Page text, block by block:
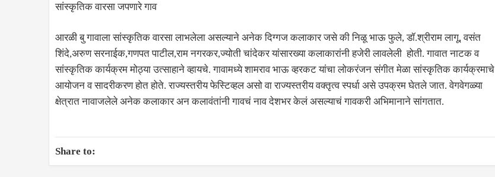
सांस्कृतिक वारसा जपणारे गाव
आरळी बु गावाला सांस्कृतिक वारसा लाभलेला असल्याने अनेक दिग्गज कलाकार जसे की निळू भाऊ फुले, डॉ.श्रीराम लागू, वसंत
शिंदे,अरुण सरनाईक,गणपत पाटील,राम नगरकर,ज्योती चांदेकर यांसारख्या कलाकारांनी हजेरी लावलेली होती. गावात नाटक व
सांस्कृतिक कार्यक्रम मोठ्या उत्साहाने व्हायचे. गावामध्ये शामराव भाऊ व्हरकट यांचा लोकरंजन संगीत मेळा सांस्कृतिक कार्यक्रमाचे
आयोजन व सादरीकरण होत होते. राज्यस्तरीय फेस्टिव्हल असो वा राज्यस्तरीय वक्तृत्व स्पर्धा असे उपक्रम घेतले जात. वेगवेगळ्या
क्षेत्रात नावाजलेले अनेक कलाकार अन कलावंतांनी गावचं नाव देशभर केलं असल्याचं गावकरी अभिमानाने सांगतात.
Share to: